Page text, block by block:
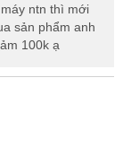
nhớ ngoài lên tới
nhạc mà bạn yêu
ntn thì mới
sản phẩm anh
100k ạ